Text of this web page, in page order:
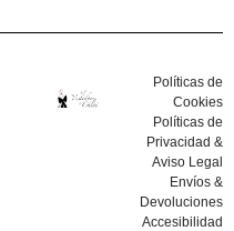
Políticas de
Cookies
Políticas de
Privacidad &
Aviso Legal
Envíos &
Devoluciones
Accesibilidad